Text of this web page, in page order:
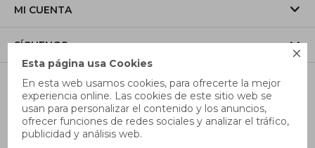

Esta página usa Cookies
En esta web usamos cookies, para ofrecerte la mejor
experiencia online. Las cookies de este sitio web se
usan para personalizar el contenido y los anuncios,
ofrecer funciones de redes sociales y analizar el tráfico,
publicidad y análisis web.
MI CUENTA
SÍGUENOS